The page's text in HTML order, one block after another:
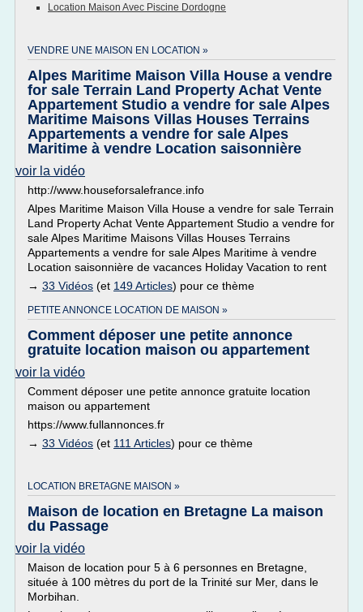
Location Maison Avec Piscine Dordogne
VENDRE UNE MAISON EN LOCATION »
Alpes Maritime Maison Villa House a vendre
for sale Terrain Land Property Achat Vente
Appartement Studio a vendre for sale Alpes
Maritime Maisons Villas Houses Terrains
Appartements a vendre for sale Alpes
Maritime à vendre Location saisonnière
voir la vidéo
http://www.houseforsalefrance.info
Alpes Maritime Maison Villa House a vendre for sale Terrain
Land Property Achat Vente Appartement Studio a vendre for
sale Alpes Maritime Maisons Villas Houses Terrains
Appartements a vendre for sale Alpes Maritime à vendre
Location saisonnière de vacances Holiday Vacation to rent
→ 33 Vidéos (et 149 Articles) pour ce thème
PETITE ANNONCE LOCATION DE MAISON »
Comment déposer une petite annonce
gratuite location maison ou appartement
voir la vidéo
Comment déposer une petite annonce gratuite location
maison ou appartement
https://www.fullannonces.fr
→ 33 Vidéos (et 111 Articles) pour ce thème
LOCATION BRETAGNE MAISON »
Maison de location en Bretagne La maison
du Passage
voir la vidéo
Maison de location pour 5 à 6 personnes en Bretagne,
située à 100 mètres du port de la Trinité sur Mer, dans le
Morbihan.